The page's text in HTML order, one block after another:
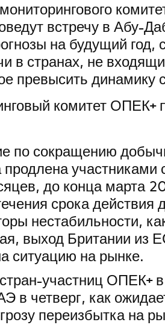
встречу в Абу-
на будущий год,
в странах, не
превысить динамику
по сокращению
участниками
до конца марта
срока действия
нестабильности,
выход Британии из
ситуацию на рынке.
участниц ОПЕК+ в
в четверг, как
переизбытка на